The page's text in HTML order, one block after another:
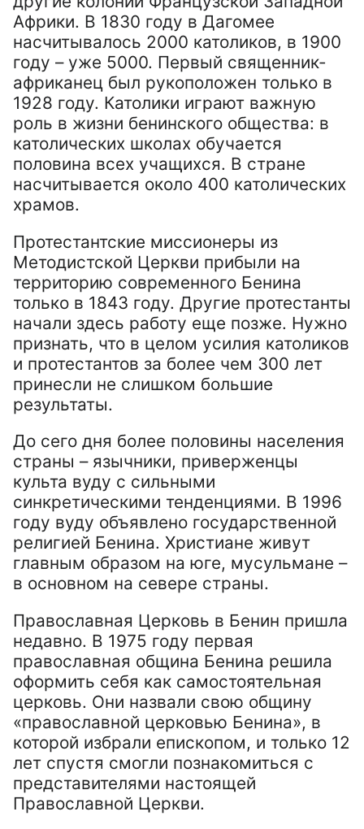
Африки. В 1830 году в Дагомее
насчитывалось 2000 католиков, в 1900
году – уже 5000. Первый священник-
африканец был рукоположен только в
1928 году. Католики играют важную
роль в жизни бенинского общества: в
католических школах обучается
половина всех учащихся. В стране
насчитывается около 400 католических
храмов.
Протестантские миссионеры из
Методистской Церкви прибыли на
территорию современного Бенина
только в 1843 году. Другие протестанты
начали здесь работу еще позже. Нужно
признать, что в целом усилия католиков
и протестантов за более чем 300 лет
принесли не слишком большие
результаты.
До сего дня более половины населения
страны – язычники, приверженцы
культа вуду с сильными
синкретическими тенденциями. В 1996
году вуду объявлено государственной
религией Бенина. Христиане живут
главным образом на юге, мусульмане –
в основном на севере страны.
Православная Церковь в Бенин пришла
недавно. В 1975 году первая
православная община Бенина решила
оформить себя как самостоятельная
церковь. Они назвали свою общину
«православной церковью Бенина», в
которой избрали епископом, и только 12
лет спустя смогли познакомиться с
представителями настоящей
Православной Церкви.